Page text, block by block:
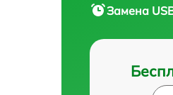
Замена